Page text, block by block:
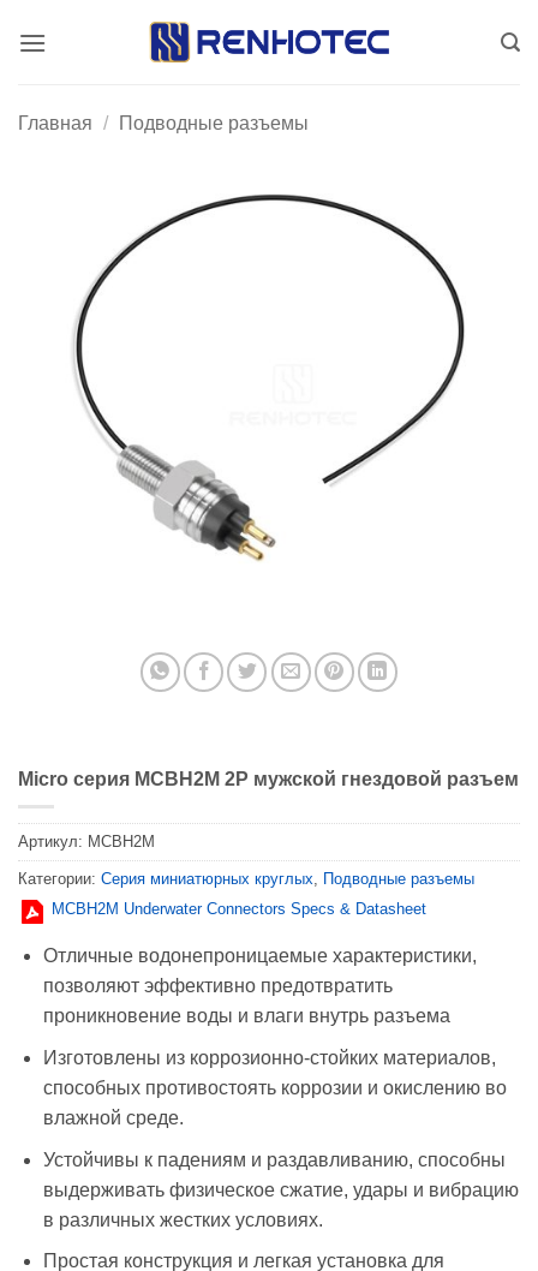
Главная / Подводные разъемы
Micro серия MCBH2M 2P мужской гнездовой разъем
Артикул: MCBH2M
Категории: Серия миниатюрных круглых
Подводные разъемы
MCBH2M Underwater Connectors Specs & Datasheet
Отличные водонепроницаемые характеристики,
позволяют эффективно предотвратить
проникновение воды и влаги внутрь разъема
Изготовлены из коррозионно-стойких материалов,
способных противостоять коррозии и окислению во
влажной среде.
Устойчивы к падениям и раздавливанию, способны
выдерживать физическое сжатие, удары и вибрацию
в различных жестких условиях.
Простая конструкция и легкая установка для